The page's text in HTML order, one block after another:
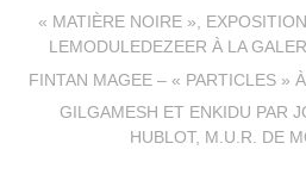
« MATIÈRE NOIRE »,
LEMODULEDEZEER À LA
FINTAN MAGEE – « PARTICLES »
GILGAMESH ET ENKIDU PAR
HUBLOT, M.U.R. DE